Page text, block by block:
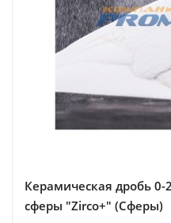
Керамическая дробь
сферы "Zirco+" (Сферы)